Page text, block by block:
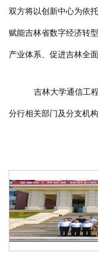
双方将以创新中心为依
赋能吉林省数字经济转
产业体系、促进吉林全
吉林大学通信工
分行相关部门及分支机